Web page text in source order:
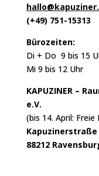
(+49) 751-15313
Bürozeiten:
Di + Do 9 bis 15
Mi 9 bis 12 Uhr
KAPUZINER –
e.V.
(bis 14. April: Freie
Kapuzinerstraße
88212